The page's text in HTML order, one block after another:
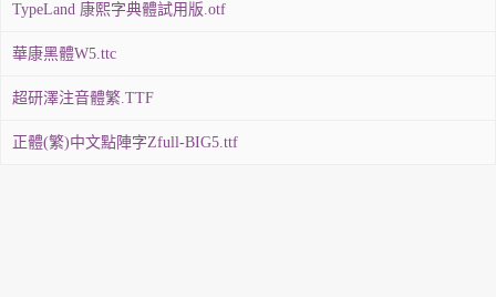
TypeLand 康熙字典體試用版.otf
華康黑體W5.ttc
超研澤注音體繁.TTF
正體(繁)中文點陣字Zfull-BIG5.ttf